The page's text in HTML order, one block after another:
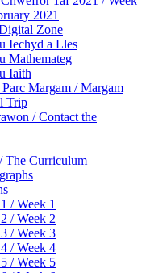
2021
Zone
Iechyd a Lles
Mathemateg
Iaith
Margam / Margam
Trip
/ Contact the
Curriculum
/ Week 1
/ Week 2
/ Week 3
/ Week 4
/ Week 5